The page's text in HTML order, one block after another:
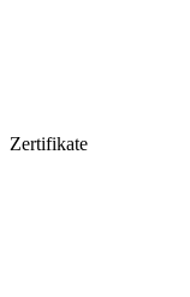
Zertifikate